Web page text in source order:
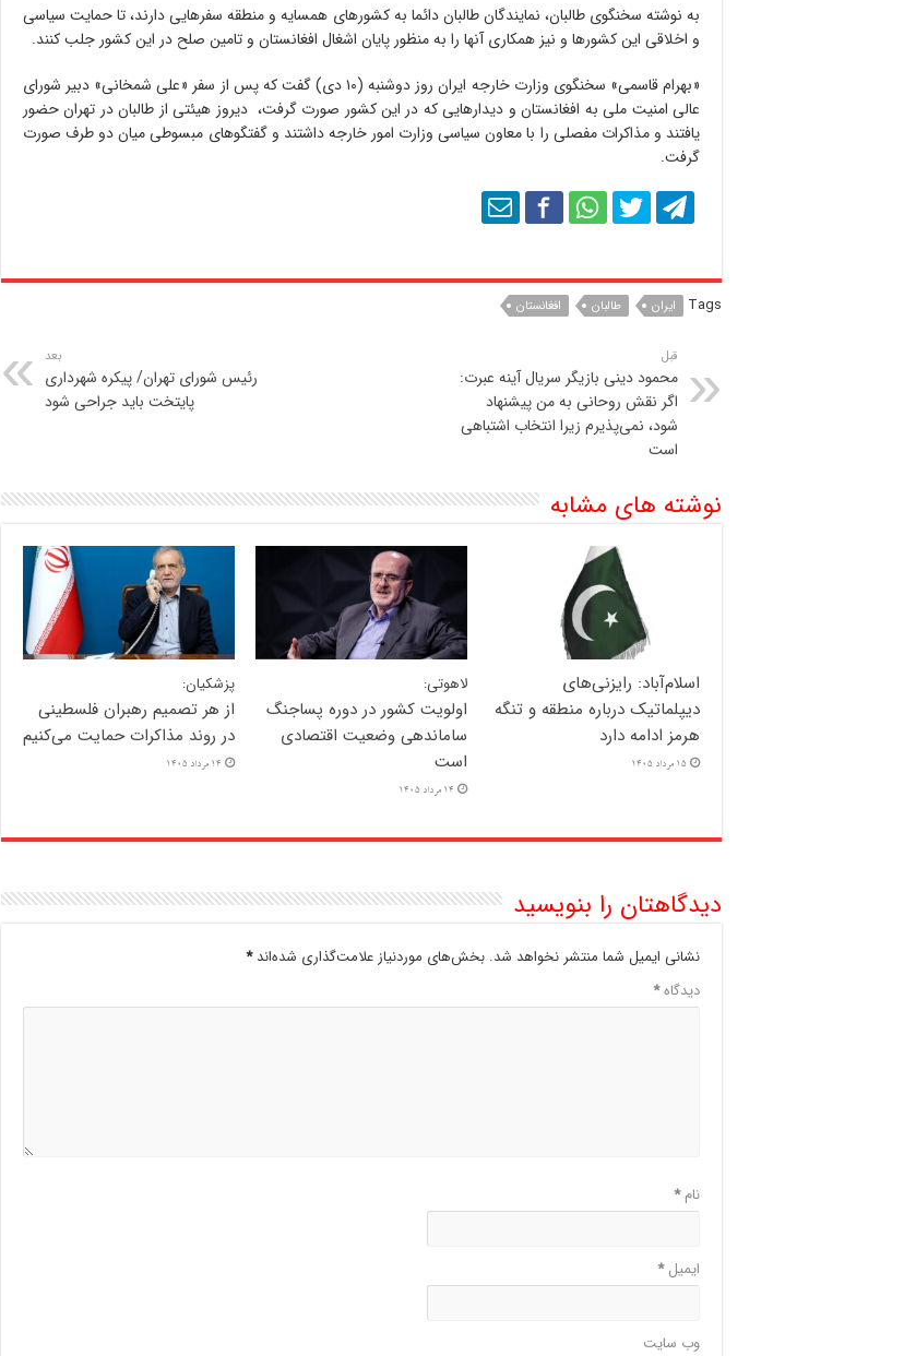
به نوشته سخنگوی طالبان، نمایندگان طالبان دائما به کشورهای همسایه و منطقه سفرهایی دارند، تا حمایت سیاسی
و اخلاقی این کشورها و نیز همکاری آنها را به منظور پایان اشغال افغانستان و تامین صلح در این کشور جلب کنند.
«بهرام قاسمی» سخنگوی وزارت خارجه ایران روز دوشنبه (۱۰ دی) گفت که پس از سفر «علی شمخانی» دبیر شورای
عالی امنیت ملی به افغانستان و دیدارهایی که در این کشور صورت گرفت، دیروز هیئتی از طالبان در تهران حضور
یافتند و مذاکرات مفصلی را با معاون سیاسی وزارت امور خارجه داشتند و گفتگوهای مبسوطی میان دو طرف صورت
گرفت.
Tags ایران طالبان افغانستان
قبل
محمود دینی بازیگر سریال آینه عبرت:
اگر نقش روحانی به من پیشنهاد
شود، نمی‌پذیرم زیرا انتخاب اشتباهی
است
بعد
رئیس شورای تهران/ پیکره شهرداری
پایتخت باید جراحی شود
نوشته های مشابه
اسلام‌آباد: رایزنی‌های
دیپلماتیک درباره منطقه و تنگه
هرمز ادامه دارد
15 مرداد 1405
لاهوتی:
اولویت کشور در دوره پساجنگ
ساماندهی وضعیت اقتصادی
است
14 مرداد 1405
پزشکیان:
از هر تصمیم رهبران فلسطینی
در روند مذاکرات حمایت می‌کنیم
14 مرداد 1405
دیدگاهتان را بنویسید
نشانی ایمیل شما منتشر نخواهد شد. بخش‌های موردنیاز علامت‌گذاری شده‌اند*
دیدگاه*
نام*
ایمیل*
وب‌ سایت